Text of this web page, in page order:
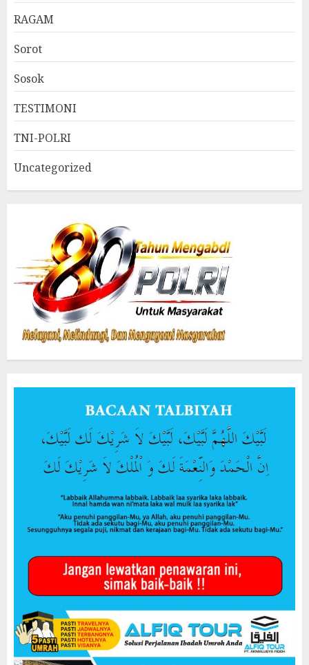
RAGAM
Sorot
Sosok
TESTIMONI
TNI-POLRI
Uncategorized